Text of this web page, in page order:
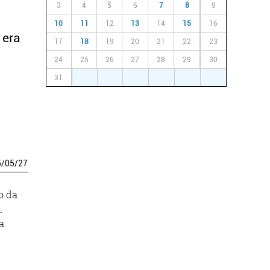
/05/27
da
3 4 5 6 7 8 9
10 11 12 13 14 15 16
17 18 19 20 21 22 23
24 25 26 27 28 29 30
31